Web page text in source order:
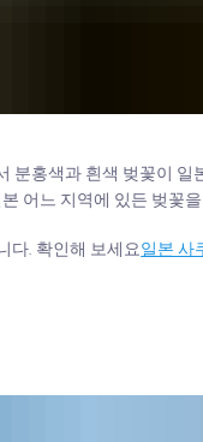
홍색과 흰색 벚꽃이
어느 지역에 있든 벚꽃
다. 확인해 보세요일본 사